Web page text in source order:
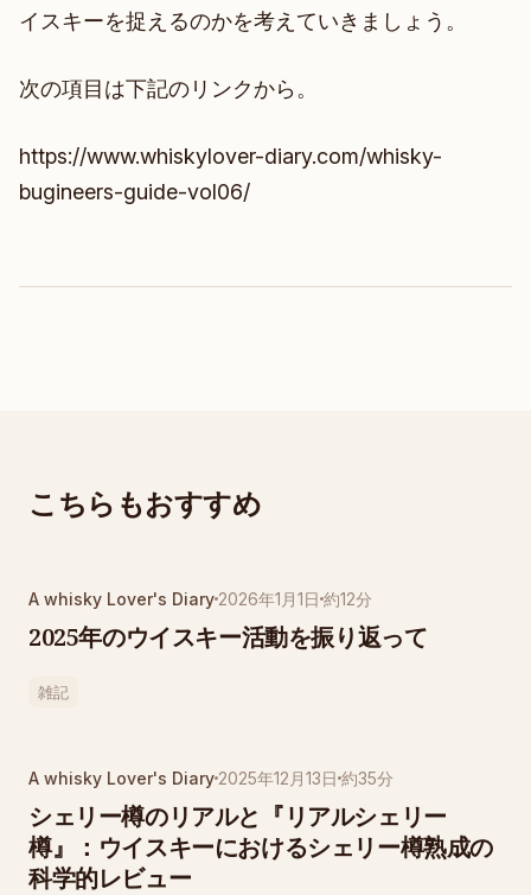
イスキーを捉えるのかを考えていきましょう。
次の項目は下記のリンクから。
https://www.whiskylover-diary.com/whisky-
bugineers-guide-vol06/
こちらもおすすめ
A whisky Lover's Diary 2026年1月1日 約12分
2025年のウイスキー活動を振り返って
雑記
A whisky Lover's Diary 2025年12月13日 約35分
シェリー樽のリアルと『リアルシェリー
樽』：ウイスキーにおけるシェリー樽熟成の
科学的レビュー